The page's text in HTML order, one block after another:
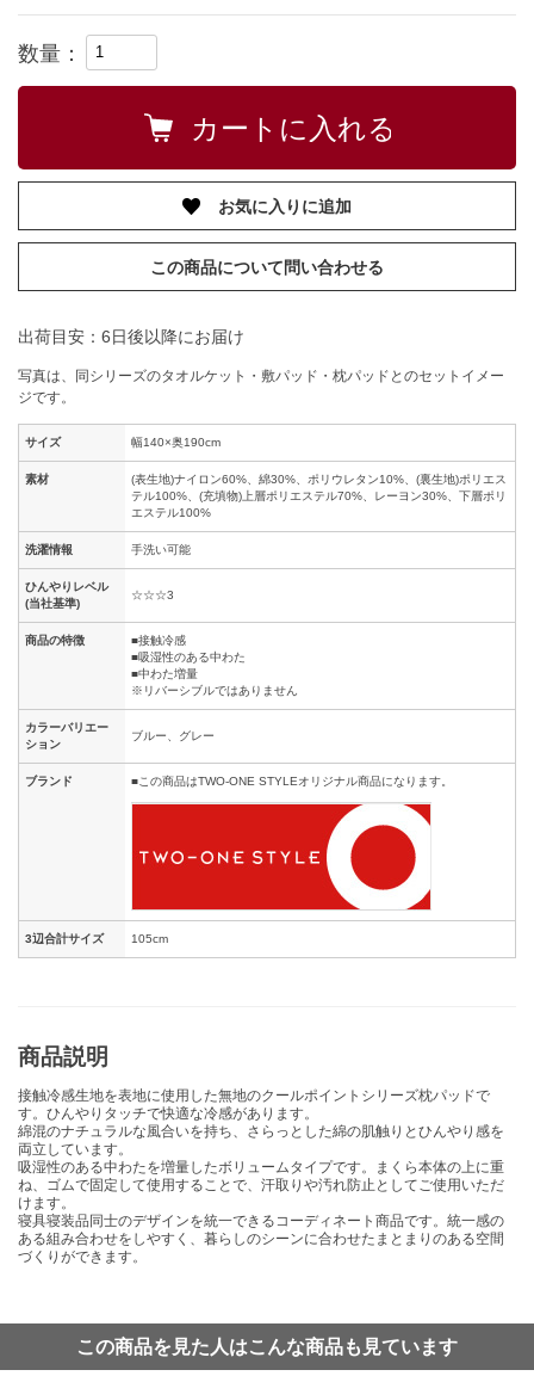
数量：
お気に入りに追加
この商品について問い合わせる
出荷目安：6日後以降にお届け
写真は、同シリーズのタオルケット・敷パッド・枕パッドとのセットイメー
ジです。
サイズ 幅140×奥190cm
素材
(表生地)ナイロン60%、綿30%、ポリウレタン10%、(裏生地)ポリエス
テル100%、(充填物)上層ポリエステル70%、レーヨン30%、下層ポリ
エステル100%
洗濯情報 手洗い可能
ひんやりレベル
(当社基準)
☆☆☆3
商品の特徴
■接触冷感
■吸湿性のある中わた
■中わた増量
※リバーシブルではありません
カラーバリエー
ション
ブルー、グレー
ブランド ■この商品はTWO-ONE STYLEオリジナル商品になります。
3辺合計サイズ 105cm
商品説明
接触冷感生地を表地に使用した無地のクールポイントシリーズ枕パッドで
す。ひんやりタッチで快適な冷感があります。
綿混のナチュラルな風合いを持ち、さらっとした綿の肌触りとひんやり感を
両立しています。
吸湿性のある中わたを増量したボリュームタイプです。まくら本体の上に重
ね、ゴムで固定して使用することで、汗取りや汚れ防止としてご使用いただ
けます。
寝具寝装品同士のデザインを統一できるコーディネート商品です。統一感の
ある組み合わせをしやすく、暮らしのシーンに合わせたまとまりのある空間
づくりができます。
この商品を見た人はこんな商品も見ています